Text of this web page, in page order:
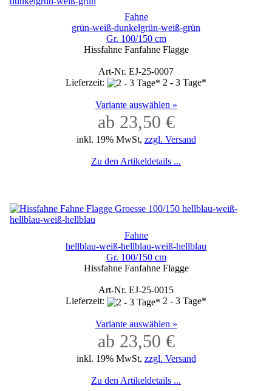
Fahne
grün-weiß-dunkelgrün-weiß-grün
Gr. 100/150 cm
Hissfahne Fanfahne Flagge
Art-Nr. EJ-25-0007
Lieferzeit:
2 - 3 Tage*
Variante auswählen »
ab 23,50 €
inkl. 19% MwSt, zzgl. Versand
Zu den Artikeldetails ...
Fahne
hellblau-weiß-hellblau-weiß-hellblau
Gr. 100/150 cm
Hissfahne Fanfahne Flagge
Art-Nr. EJ-25-0015
Lieferzeit:
2 - 3 Tage*
Variante auswählen »
ab 23,50 €
inkl. 19% MwSt, zzgl. Versand
Zu den Artikeldetails ...